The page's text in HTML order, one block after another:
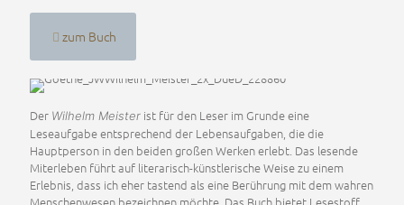
zum Buch
Der Wilhelm Meister ist für den Leser im Grunde eine
Leseaufgabe entsprechend der Lebensaufgaben, die die
Hauptperson in den beiden großen Werken erlebt. Das lesende
Miterleben führt auf literarisch-künstlerische Weise zu einem
Erlebnis, dass ich eher tastend als eine Berührung mit dem wahren
Menschenwesen bezeichnen möchte. Das Buch bietet Lesestoff